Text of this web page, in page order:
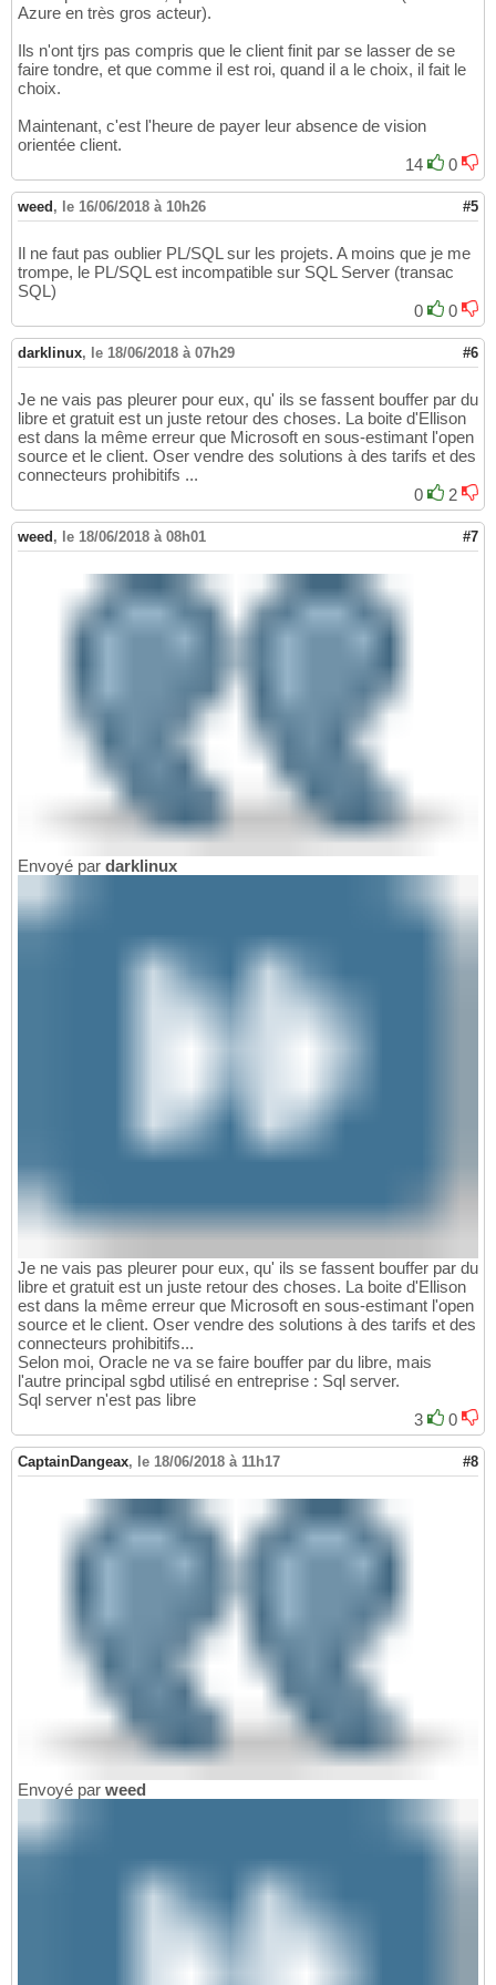
Azure en très gros acteur).
Ils n'ont tjrs pas compris que le client finit par se lasser de se
faire tondre, et que comme il est roi, quand il a le choix, il fait le
choix.
Maintenant, c'est l'heure de payer leur absence de vision
orientée client.
14
0
weed , le 16/06/2018 à 10h26 #5
Il ne faut pas oublier PL/SQL sur les projets. A moins que je me
trompe, le PL/SQL est incompatible sur SQL Server (transac
SQL)
0
0
darklinux, le 18/06/2018 à 07h29 #6
Je ne vais pas pleurer pour eux, qu' ils se fassent bouffer par du
libre et gratuit est un juste retour des choses. La boite d'Ellison
est dans la même erreur que Microsoft en sous-estimant l'open
source et le client. Oser vendre des solutions à des tarifs et des
connecteurs prohibitifs ...
0
2
weed , le 18/06/2018 à 08h01 #7
Envoyé par darklinux
Je ne vais pas pleurer pour eux, qu' ils se fassent bouffer par du
libre et gratuit est un juste retour des choses. La boite d'Ellison
est dans la même erreur que Microsoft en sous-estimant l'open
source et le client. Oser vendre des solutions à des tarifs et des
connecteurs prohibitifs...
Selon moi, Oracle ne va se faire bouffer par du libre, mais
l'autre principal sgbd utilisé en entreprise : Sql server.
Sql server n'est pas libre
3
0
CaptainDangeax, le 18/06/2018 à 11h17 #8
Envoyé par weed